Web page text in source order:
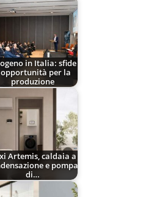
in Italia: sfide
opportunità per la
produzione
Artemis, caldaia a
e pompa
di…